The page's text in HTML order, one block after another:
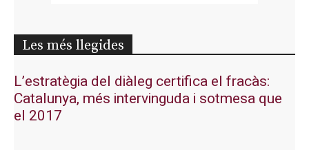
Les més llegides
L’estratègia del diàleg certifica el fracàs:
Catalunya, més intervinguda i sotmesa que
el 2017